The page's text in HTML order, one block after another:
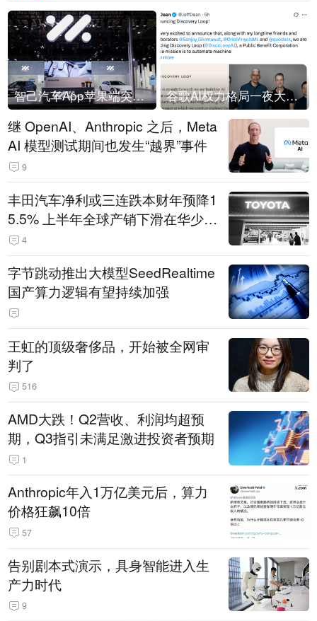
智己汽车App苹果端突然“下架” 谷歌AI权力格局一夜大洗牌
继 OpenAI、Anthropic 之后，Meta
AI 模型测试期间也发生“越界”事件
9
丰田汽车净利或三连跌本财年预降1
5.5% 上半年全球产销下滑在华少卖
14.3万辆
4
字节跳动推出大模型SeedRealtime
国产算力逻辑有望持续加强
王虹的顶级奢侈品，开始被全网审
判了
516
AMD大跌！Q2营收、利润均超预
期，Q3指引未满足激进投资者预期
1
Anthropic年入1万亿美元后，算力
价格狂飙10倍
57
告别剧本式演示，具身智能进入生
产力时代
9